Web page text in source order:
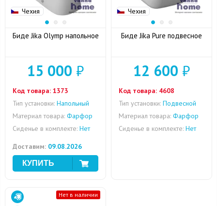
Чехия
Биде Jika Olymp напольное
15 000 ₽
Код товара: 1373
Тип установки: Напольный
Материал товара: Фарфор
Сиденье в комплекте: Нет
Доставим: 09.08.2026
Чехия
Биде Jika Pure подвесное
12 600 ₽
Код товара: 4608
Тип установки: Подвесной
Материал товара: Фарфор
Сиденье в комплекте: Нет
Нет в наличии